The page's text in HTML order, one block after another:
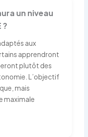
un niveau
?
aux
apprendront
plutôt des
L’objectif
mais
maximale